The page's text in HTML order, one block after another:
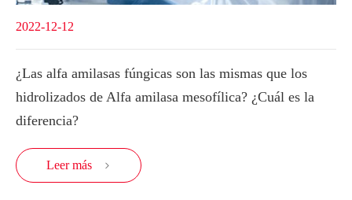
2022-12-12
¿Las alfa amilasas fúngicas son las mismas que los
hidrolizados de Alfa amilasa mesofílica? ¿Cuál es la
diferencia?
Leer más 